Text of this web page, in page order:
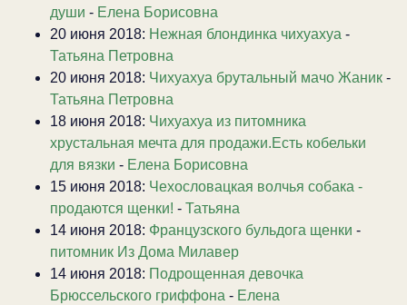
души - Елена Борисовна
20 июня 2018: Нежная блондинка чихуахуа -
Татьяна Петровна
20 июня 2018: Чихуахуа брутальный мачо Жаник -
Татьяна Петровна
18 июня 2018: Чихуахуа из питомника
хрустальная мечта для продажи.Есть кобельки
для вязки - Елена Борисовна
15 июня 2018: Чехословацкая волчья собака -
продаются щенки! - Татьяна
14 июня 2018: Французского бульдога щенки -
питомник Из Дома Милавер
14 июня 2018: Подрощенная девочка
Брюссельского гриффона - Елена